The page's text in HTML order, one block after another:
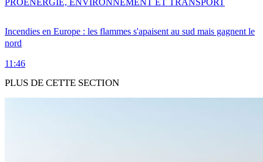
Incendies en Europe : les flammes s'apaisent au sud mais gagnent le
nord
11:46
PROENERGIE, ENVIRONNEMENT ET TRANSPORT
PLUS DE CETTE SECTION